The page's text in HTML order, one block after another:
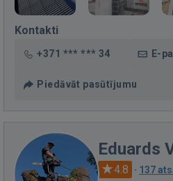
Kontakti
+371 *** *** 34 E-
Piedāvāt pasūtījumu
Eduards
4.8 · 137